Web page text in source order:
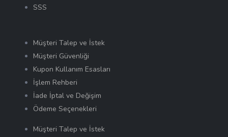
SSS
Müşteri Talep ve İstek
Müşteri Güvenliği
Kupon Kullanım Esasları
İşlem Rehberi
İade İptal ve Değişim
Ödeme Seçenekleri
Müşteri Talep ve İstek